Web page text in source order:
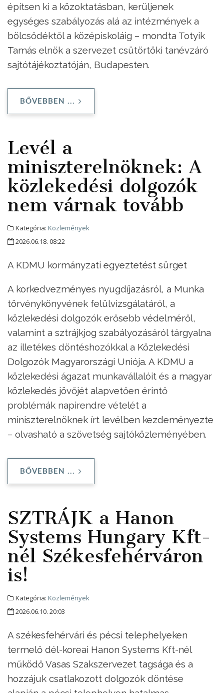
építsen ki a közoktatásban, kerüljenek
egységes szabályozás alá az intézmények a
bölcsődéktől a középiskoláig – mondta Totyik
Tamás elnök a szervezet csütörtöki tanévzáró
sajtótájékoztatóján, Budapesten.
BŐVEBBEN ...
Levél a
miniszterelnöknek: A
közlekedési dolgozók
nem várnak tovább
Kategória: Közlemények
2026.06.18. 08:22
A KDMU kormányzati egyeztetést sürget
A korkedvezményes nyugdíjazásról, a Munka
törvénykönyvének felülvizsgálatáról, a
közlekedési dolgozók erősebb védelméről,
valamint a sztrájkjog szabályozásáról tárgyalna
az illetékes döntéshozókkal a Közlekedési
Dolgozók Magyarországi Uniója. A KDMU a
közlekedési ágazat munkavállalóit és a magyar
közlekedés jövőjét alapvetően érintő
problémák napirendre vételét a
miniszterelnöknek írt levélben kezdeményezte
– olvasható a szövetség sajtóközleményében.
BŐVEBBEN ...
SZTRÁJK a Hanon
Systems Hungary Kft-
nél Székesfehérváron
is!
Kategória: Közlemények
2026.06.10. 20:03
A székesfehérvári és pécsi telephelyeken
termelő dél-koreai Hanon Systems Kft-nél
működő Vasas Szakszervezet tagsága és a
hozzájuk csatlakozott dolgozók döntése